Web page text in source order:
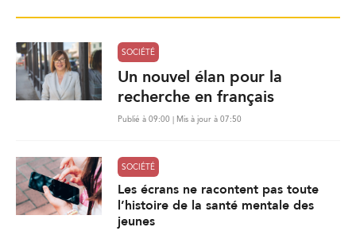
SOCIÉTÉ
Un nouvel élan pour la
recherche en français
Publié à 09:00 | Mis à jour à 07:50
SOCIÉTÉ
Les écrans ne racontent pas toute
l’histoire de la santé mentale des
jeunes